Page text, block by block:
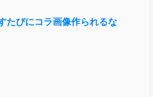
たびにコラ画像作られるな